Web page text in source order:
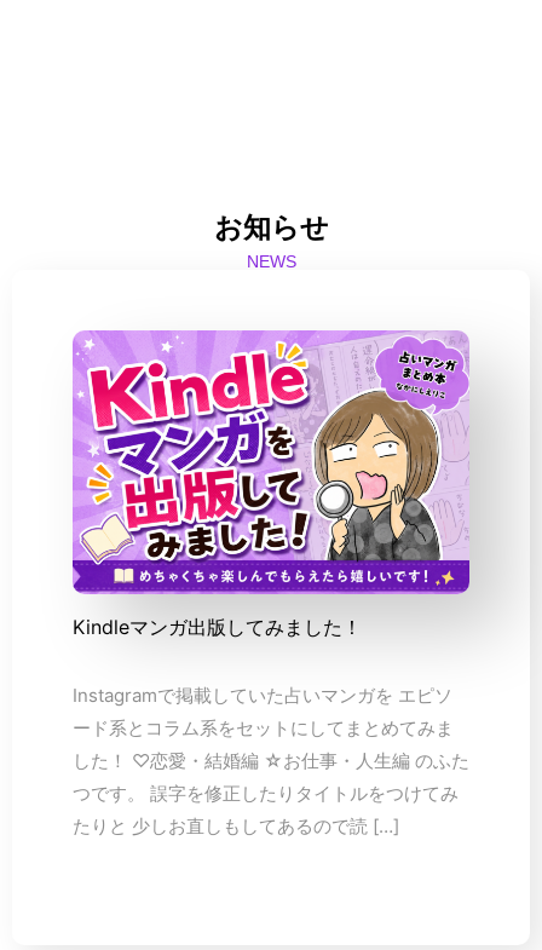
お知らせ
NEWS
Kindleマンガ出版してみました！
Instagramで掲載していた占いマンガを エピソ
ード系とコラム系をセットにしてまとめてみま
した！ ♡恋愛・結婚編 ☆お仕事・人生編 のふた
つです。 誤字を修正したりタイトルをつけてみ
たりと 少しお直しもしてあるので読 […]